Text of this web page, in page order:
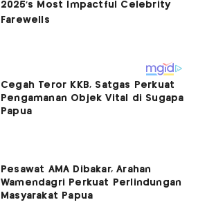
Cegah Teror KKB, Satgas Perkuat
Pengamanan Objek Vital di Sugapa
Papua
Pesawat AMA Dibakar, Arahan
Wamendagri Perkuat Perlindungan
Masyarakat Papua